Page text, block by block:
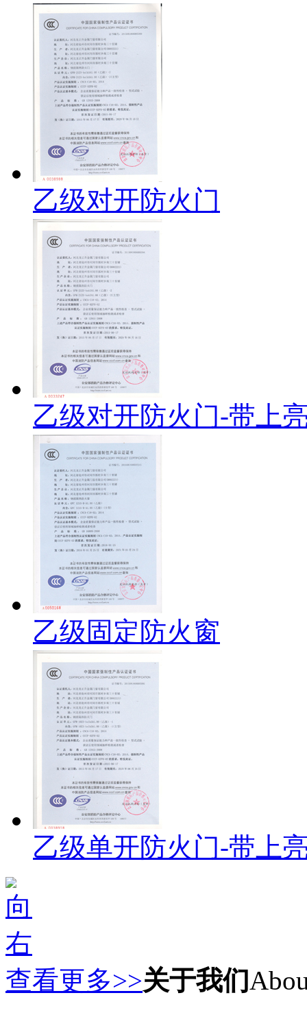
乙级对开防火门
乙级对开防火门-带上
乙级固定防火窗
乙级单开防火门-带上
查看更多>>关于我们